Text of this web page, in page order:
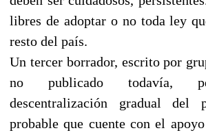
libres de adoptar o no toda ley
resto del país.
Un tercer borrador, escrito por
no publicado todavía,
descentralización gradual del
probable que cuente con el